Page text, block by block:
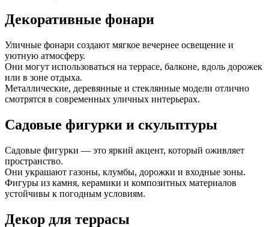
Декоративные фонари
Уличные фонари создают мягкое вечернее освещение и
уютную атмосферу.
Они могут использоваться на террасе, балконе, вдоль дорожек
или в зоне отдыха.
Металлические, деревянные и стеклянные модели отлично
смотрятся в современных уличных интерьерах.
Садовые фигурки и скульптуры
Садовые фигурки — это яркий акцент, который оживляет
пространство.
Они украшают газоны, клумбы, дорожки и входные зоны.
Фигуры из камня, керамики и композитных материалов
устойчивы к погодным условиям.
Декор для террасы